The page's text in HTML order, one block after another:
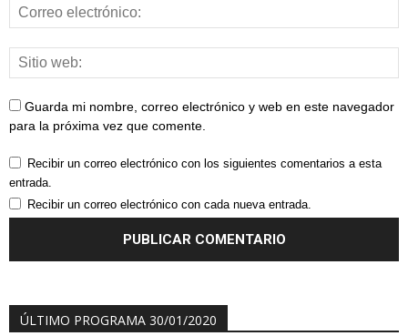
Guarda mi nombre, correo electrónico y web en este navegador
para la próxima vez que comente.
Recibir un correo electrónico con los siguientes comentarios a esta
entrada.
Recibir un correo electrónico con cada nueva entrada.
ÚLTIMO PROGRAMA 30/01/2020